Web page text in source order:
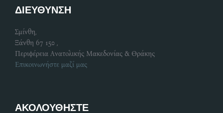
ΔΙΕΥΘΥΝΣΗ
Σμίνθη,
Ξάνθη 67 150 ,
Περιφέρεια Ανατολικής Μακεδονίας & Θράκης
Επικοινωνήστε μαζί μας
ΑΚΟΛΟΥΘΗΣΤΕ